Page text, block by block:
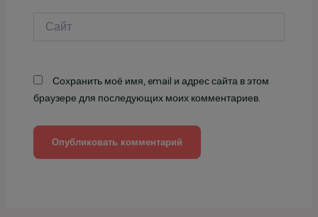
Сохранить моё имя, email и адрес сайта в этом
браузере для последующих моих комментариев.